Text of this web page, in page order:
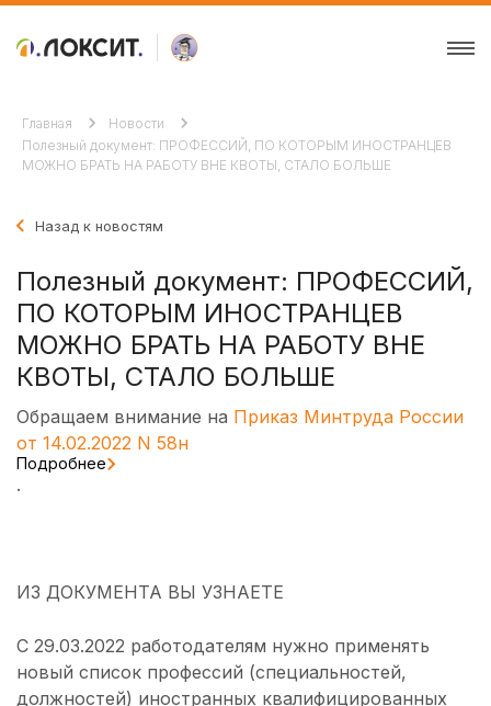
Главная
Новости
Полезный документ: ПРОФЕССИЙ, ПО КОТОРЫМ ИНОСТРАНЦЕВ
МОЖНО БРАТЬ НА РАБОТУ ВНЕ КВОТЫ, СТАЛО БОЛЬШЕ
Назад к новостям
Полезный документ: ПРОФЕССИЙ,
ПО КОТОРЫМ ИНОСТРАНЦЕВ
МОЖНО БРАТЬ НА РАБОТУ ВНЕ
КВОТЫ, СТАЛО БОЛЬШЕ
Обращаем внимание на Приказ Минтруда России
от 14.02.2022 N 58н
Подробнее
.
ИЗ ДОКУМЕНТА ВЫ УЗНАЕТЕ
С 29.03.2022 работодателям нужно применять
новый список профессий (специальностей,
должностей) иностранных квалифицированных